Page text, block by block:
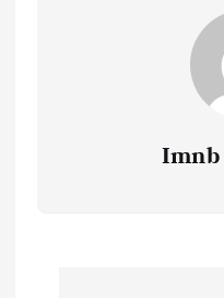
Imnb